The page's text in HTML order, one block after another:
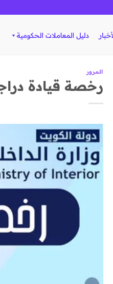
دليل المعاملات الحكومية
المرور
رخصة قيادة